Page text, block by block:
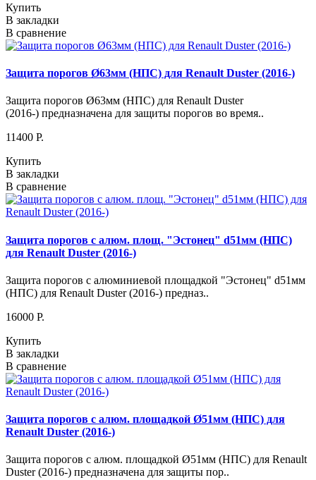
Купить
В закладки
В сравнение
Защита порогов Ø63мм (НПС) для Renault Duster (2016-)
Защита порогов Ø63мм (НПС) для Renault Duster
(2016-) предназначена для защиты порогов во время..
11400 P.
Купить
В закладки
В сравнение
Защита порогов с алюм. площ. "Эстонец" d51мм (НПС)
для Renault Duster (2016-)
Защита порогов с алюминиевой площадкой "Эстонец" d51мм
(НПС) для Renault Duster (2016-) предназ..
16000 P.
Купить
В закладки
В сравнение
Защита порогов с алюм. площадкой Ø51мм (НПС) для
Renault Duster (2016-)
Защита порогов с алюм. площадкой Ø51мм (НПС) для Renault
Duster (2016-) предназначена для защиты пор..